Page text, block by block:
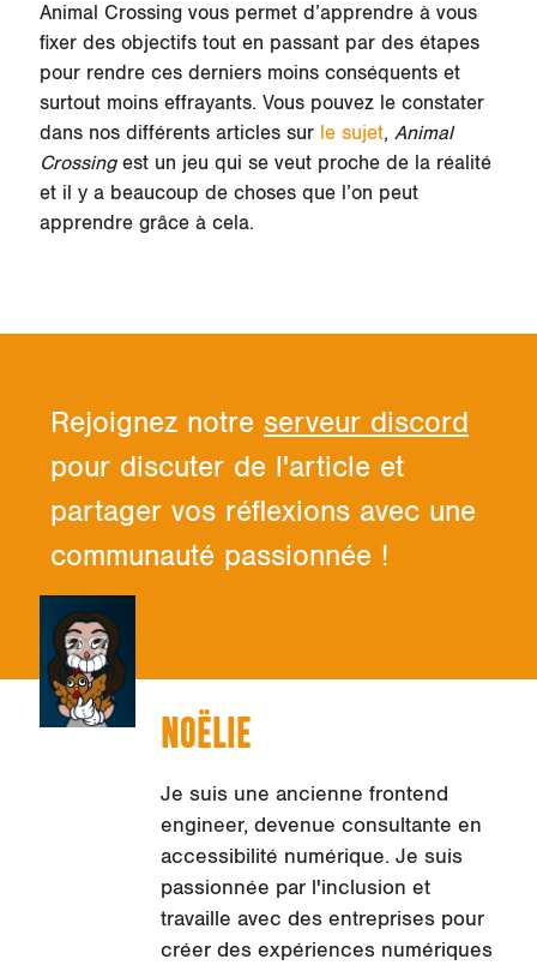
Animal Crossing vous permet d’apprendre à vous
fixer des objectifs tout en passant par des étapes
pour rendre ces derniers moins conséquents et
surtout moins effrayants. Vous pouvez le constater
dans nos différents articles sur le sujet, Animal
Crossingest un jeu qui se veut proche de la réalité
et il y a beaucoup de choses que l’on peut
apprendre grâce à cela.
Rejoignez notre serveur discord
pour discuter de l'article et
partager vos réflexions avec une
communauté passionnée !
NOËLIE
Je suis une ancienne frontend
engineer, devenue consultante en
accessibilité numérique. Je suis
passionnée par l'inclusion et
travaille avec des entreprises pour
créer des expériences numériques